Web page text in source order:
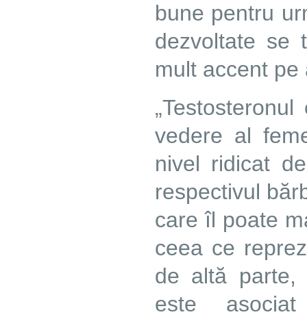
bune pentru
dezvoltate se
mult accent
vedere al
nivel ridicat
respectivul
care îl poate
ceea ce
de altă parte,
este